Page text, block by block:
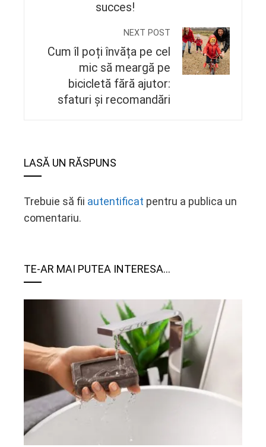
succes!
NEXT POST
Cum îl poți învăța pe cel
mic să meargă pe
bicicletă fără ajutor:
sfaturi și recomandări
LASĂ UN RĂSPUNS
Trebuie să fii autentificat pentru a publica un
comentariu.
TE-AR MAI PUTEA INTERESA...